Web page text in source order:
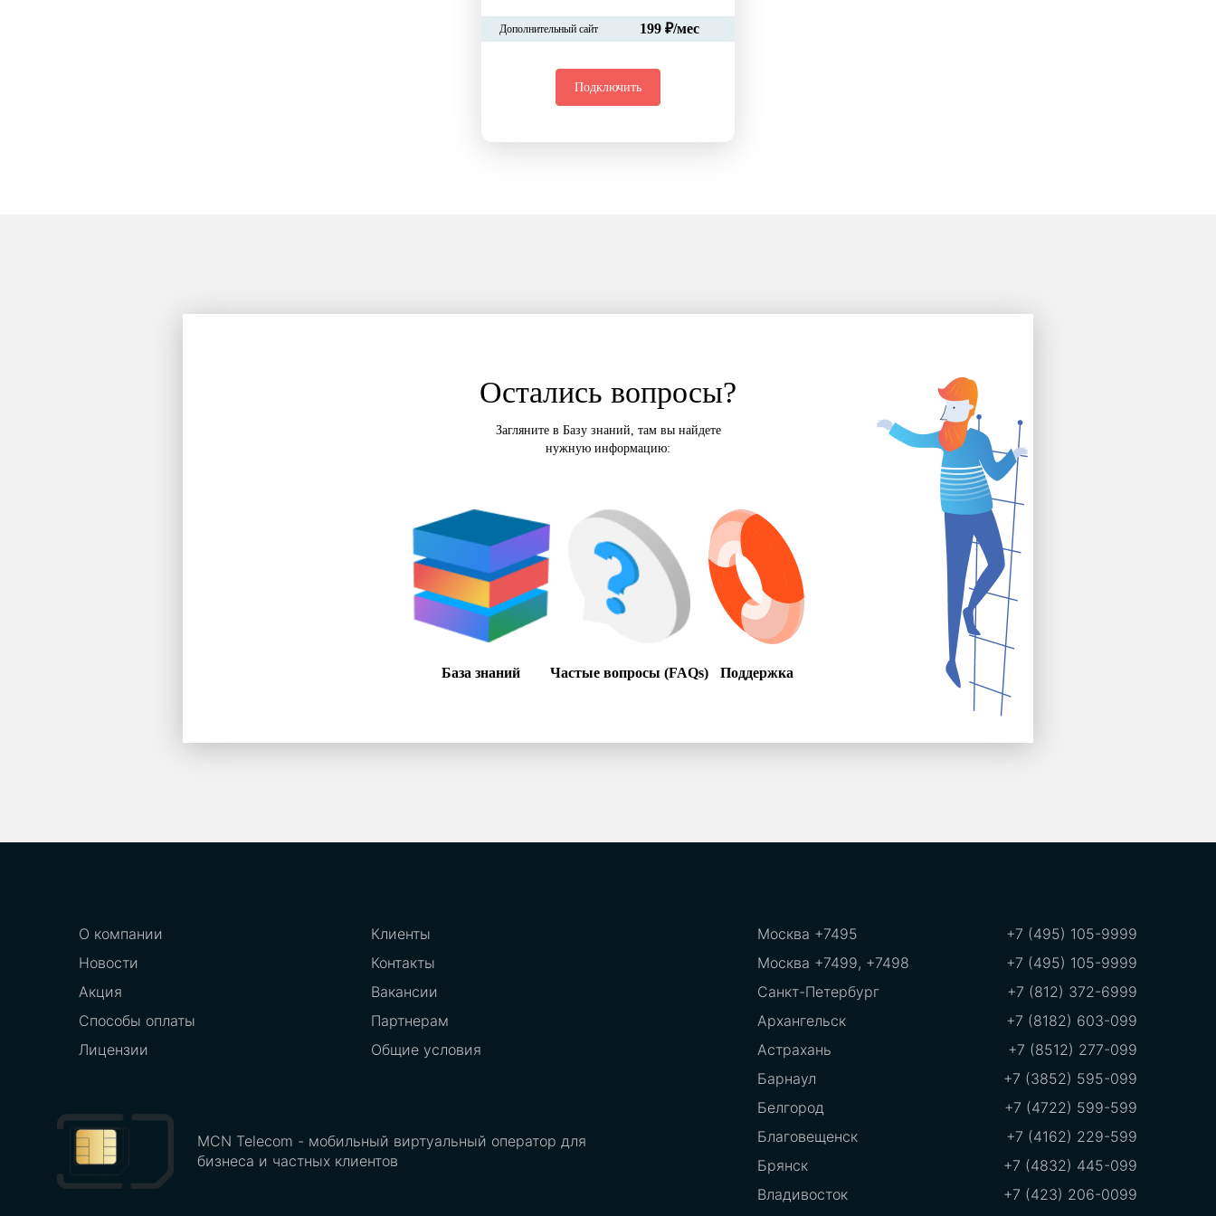
Дополнительный сайт 199 ₽/мес
Подключить
Остались вопросы?
Загляните в Базу знаний, там вы найдете
нужную информацию:
База знаний Частые вопросы (FAQs) Поддержка
О компании
Новости
Акция
Способы оплаты
Лицензии
Клиенты
Контакты
Вакансии
Партнерам
Общие условия
MCN Telecom - мобильный виртуальный оператор для
бизнеса и частных клиентов
Москва +7495
+7 (495) 105-9999
Москва +7499, +7498
+7 (495) 105-9999
Санкт-Петербург
+7 (812) 372-6999
Архангельск
+7 (8182) 603-099
Астрахань
+7 (8512) 277-099
Барнаул
+7 (3852) 595-099
Белгород
+7 (4722) 599-599
Благовещенск
+7 (4162) 229-599
Брянск
+7 (4832) 445-099
Владивосток
+7 (423) 206-0099